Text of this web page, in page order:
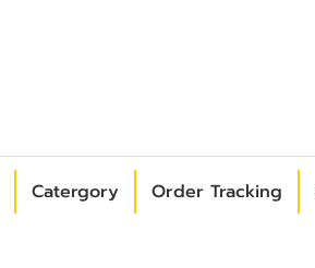
Catergory Order Tracking